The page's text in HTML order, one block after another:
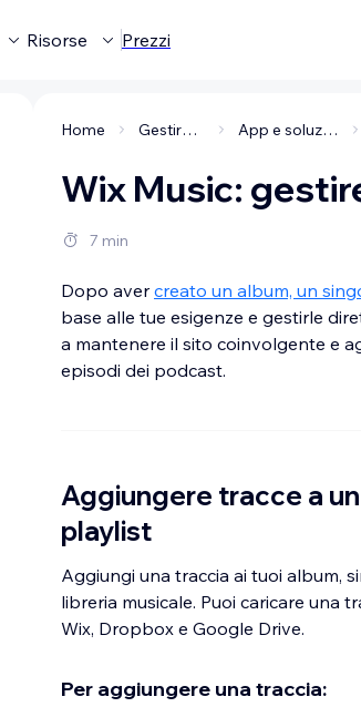
Risorse Prezzi
Home Gestire la tua attività App e soluzioni per i business
Wix Music:
7 min
Dopo avercreato un album, un
base alle tue esigenze e gestirle
a mantenere il sito coinvolgente e
episodi dei podcast.
Aggiungere tracce a
playlist
Aggiungi una traccia ai tuoi album,
libreria musicale. Puoi caricare una
Wix, Dropbox e Google Drive.
Per aggiungere una traccia: